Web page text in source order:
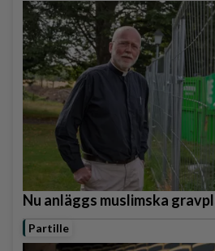
Nu anläggs muslimska
Partille